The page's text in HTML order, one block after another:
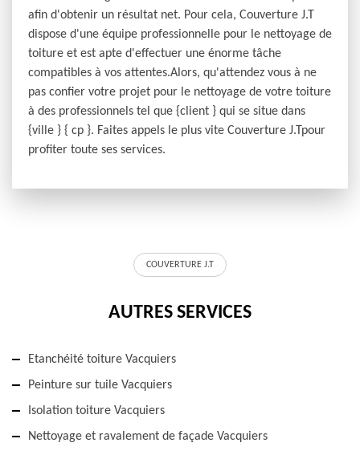
afin d'obtenir un résultat net. Pour cela, Couverture J.T
dispose d'une équipe professionnelle pour le nettoyage de
toiture et est apte d'effectuer une énorme tâche
compatibles à vos attentes.Alors, qu'attendez vous à ne
pas confier votre projet pour le nettoyage de votre toiture
à des professionnels tel que {client } qui se situe dans
{ville } { cp }. Faites appels le plus vite Couverture J.Tpour
profiter toute ses services.
COUVERTURE J.T
AUTRES SERVICES
Etanchéité toiture Vacquiers
Peinture sur tuile Vacquiers
Isolation toiture Vacquiers
Nettoyage et ravalement de façade Vacquiers